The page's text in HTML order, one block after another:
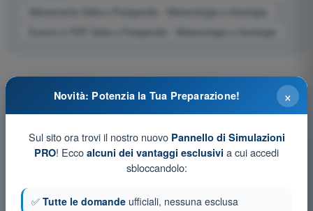
Allenamento Delta e Parapendio - Meteorologia e Aerologia
Esame in PDF Delta e Parapendio - Meteorologia e Aerologia
×
Novità: Potenzia la Tua Preparazione!
Sul sito ora trovi il nostro nuovo Pannello di Simulazioni
PRO! Ecco alcuni dei vantaggi esclusivi a cui accedi
sbloccandolo:
✅ Tutte le domande ufficiali, nessuna esclusa